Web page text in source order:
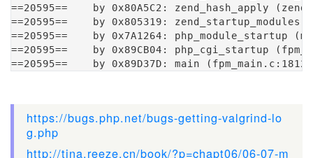
==20595==    by 0x80A5C2: zend_hash_apply
==20595==    by 0x805319: zend_startup_modules
==20595==    by 0x7A1264: php_module_startup
==20595==    by 0x89CB04: php_cgi_startup
==20595==    by 0x89D37D: main (fpm_main.c:1812)
https://bugs.php.net/bugs-getting-valgrind-lo
g.php
http://tina.reeze.cn/book/?p=chapt06/06-07-m